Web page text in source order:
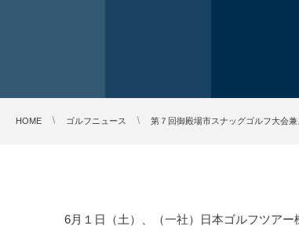
HOME ゴルフニュース 第７回御殿場市スナッグゴルフ大会
6月１日（土）、（一社）日本ゴルフツア